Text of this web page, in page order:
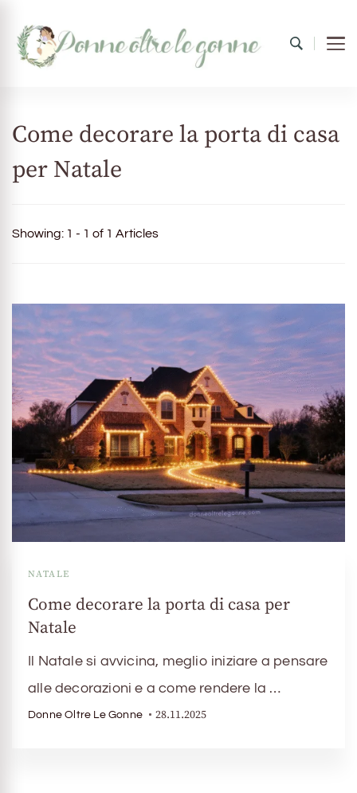
Come decorare la porta di casa
per Natale
Showing: 1 - 1 of 1 Articles
NATALE
Come decorare la porta di casa per
Natale
Il Natale si avvicina, meglio iniziare a pensare
alle decorazioni e a come rendere la …
Donne Oltre Le Gonne 28.11.2025